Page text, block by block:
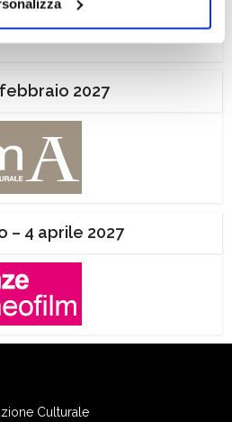
che potrai revocare in
2027
– 4 aprile 2027
Culturale